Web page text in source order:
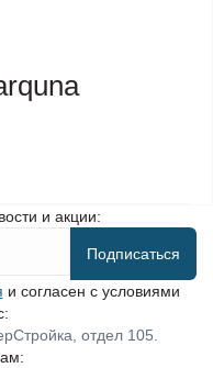
и акции:
Подписаться
и согласен с условиями
отдел 105.